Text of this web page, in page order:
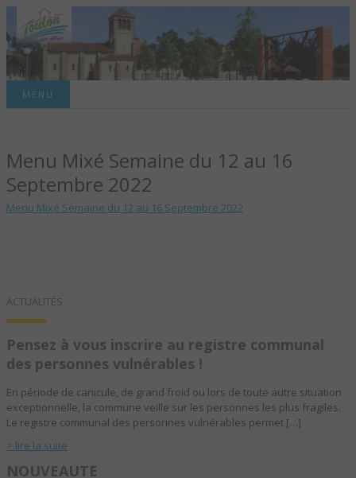
TOULON-SUR-
ALLIER – SITE
OFFICIEL DE LA
MENU
Menu Mixé Semaine du 12 au 16
Septembre 2022
Menu Mixé Semaine du 12 au 16 Septembre 2022
ACTUALITÉS
Pensez à vous inscrire au registre communal
des personnes vulnérables !
En période de canicule, de grand froid ou lors de toute autre situation
exceptionnelle, la commune veille sur les personnes les plus fragiles.
Le registre communal des personnes vulnérables permet […]
> lire la suite
NOUVEAUTE